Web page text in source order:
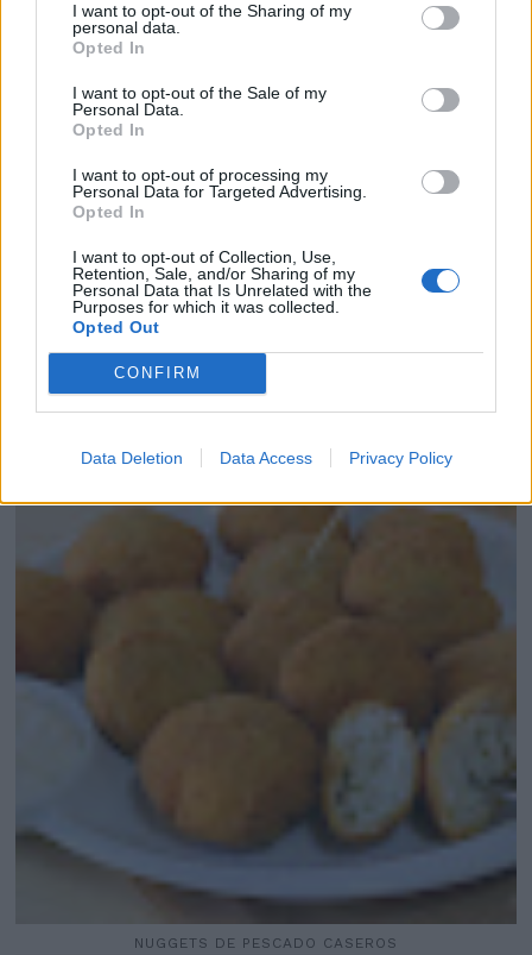
I want to opt-out of the Sharing of my
personal data.
Opted In
I want to opt-out of the Sale of my
Personal Data.
Opted In
I want to opt-out of processing my
Personal Data for Targeted Advertising.
Opted In
I want to opt-out of Collection, Use,
Retention, Sale, and/or Sharing of my
Personal Data that Is Unrelated with the
Purposes for which it was collected.
Opted Out
CONFIRM
Data Deletion Data Access Privacy Policy
FILETES DE MERLUZA AL AJILLO
NUGGETS DE PESCADO CASEROS